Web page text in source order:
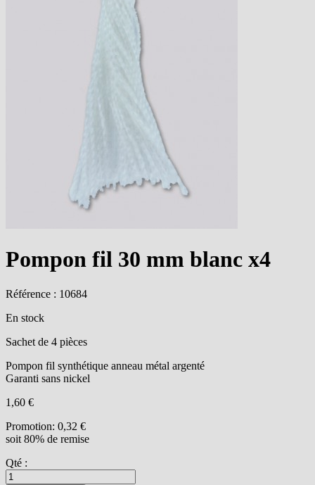
Pompon fil 30 mm blanc x4
Référence : 10684
En stock
Sachet de 4 pièces
Pompon fil synthétique anneau métal argenté
Garanti sans nickel
1,60 €
Promotion: 0,32 €
soit 80% de remise
Qté :